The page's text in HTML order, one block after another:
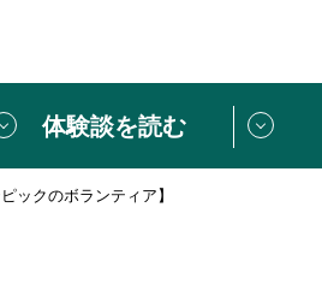
体験談を読む
ックのボランティア】